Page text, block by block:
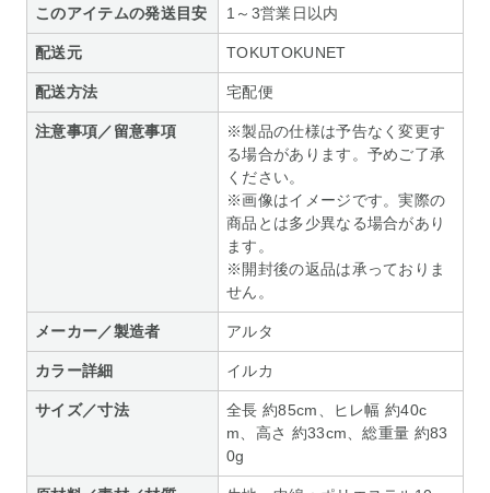
このアイテムの発送目安 1～3営業日以内
配送元 TOKUTOKUNET
配送方法 宅配便
注意事項／留意事項
※製品の仕様は予告なく変更す
る場合があります。予めご了承
ください。
※画像はイメージです。実際の
商品とは多少異なる場合があり
ます。
※開封後の返品は承っておりま
せん。
メーカー／製造者 アルタ
カラー詳細 イルカ
サイズ／寸法
全長 約85cm、ヒレ幅 約40c
m、高さ 約33cm、総重量 約83
0g